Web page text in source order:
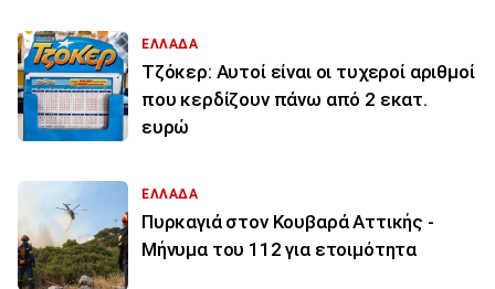
ΕΛΛΑΔΑ
Τζόκερ: Αυτοί είναι οι τυχεροί αριθμοί
που κερδίζουν πάνω από 2 εκατ.
ευρώ
ΕΛΛΑΔΑ
Πυρκαγιά στον Κουβαρά Αττικής -
Μήνυμα του 112 για ετοιμότητα